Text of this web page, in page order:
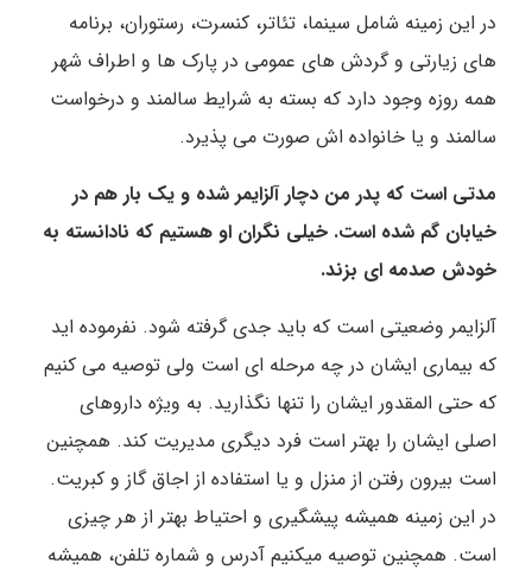
در این زمینه شامل سینما، تئاتر، کنسرت، رستوران، برنامه
های زیارتی و گردش های عمومی در پارک ها و اطراف شهر
همه روزه وجود دارد که بسته به شرایط سالمند و درخواست
سالمند و یا خانواده اش صورت می پذیرد.
مدتی است که پدر من دچار آلزایمر شده و یک بار هم در
خیابان گم شده است. خیلی نگران او هستیم که نادانسته به
خودش صدمه ای بزند.
آلزایمر وضعیتی است که باید جدی گرفته شود. نفرموده اید
که بیماری ایشان در چه مرحله ای است ولی توصیه می کنیم
که حتی المقدور ایشان را تنها نگذارید. به ویژه داروهای
اصلی ایشان را بهتر است فرد دیگری مدیریت کند. همچنین
است بیرون رفتن از منزل و یا استفاده از اجاق گاز و کبریت.
در این زمینه همیشه پیشگیری و احتیاط بهتر از هر چیزی
است. همچنین توصیه می‎کنیم آدرس و شماره تلفن، همیشه